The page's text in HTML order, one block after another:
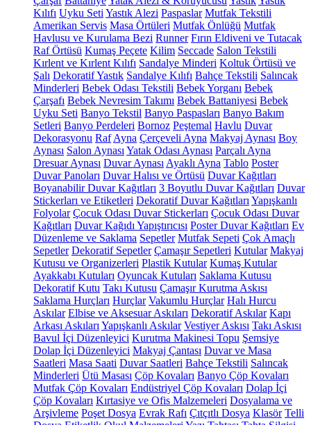
Kılıfı Uyku Seti Yastık Alezi Paspaslar Mutfak Tekstili
Amerikan Servis Masa Örtüleri Mutfak Önlüğü Mutfak
Havlusu ve Kurulama Bezi Runner Fırın Eldiveni ve Tutacak
Raf Örtüsü Kumaş Peçete Kilim Seccade Salon Tekstili
Kırlent ve Kırlent Kılıfı Sandalye Minderi Koltuk Örtüsü ve
Şalı Dekoratif Yastık Sandalye Kılıfı Bahçe Tekstili Salıncak
Minderleri Bebek Odası Tekstili Bebek Yorganı Bebek
Çarşafı Bebek Nevresim Takımı Bebek Battaniyesi Bebek
Uyku Seti Banyo Tekstil Banyo Paspasları Banyo Bakım
Setleri Banyo Perdeleri Bornoz Peştemal Havlu Duvar
Dekorasyonu Raf Ayna Çerçeveli Ayna Makyaj Aynası Boy
Aynası Salon Aynası Yatak Odası Aynası Parçalı Ayna
Dresuar Aynası Duvar Aynası Ayaklı Ayna Tablo Poster
Duvar Panoları Duvar Halısı ve Örtüsü Duvar Kağıtları
Boyanabilir Duvar Kağıtları 3 Boyutlu Duvar Kağıtları Duvar
Stickerları ve Etiketleri Dekoratif Duvar Kağıtları Yapışkanlı
Folyolar Çocuk Odası Duvar Stickerları Çocuk Odası Duvar
Kağıtları Duvar Kağıdı Yapıştırıcısı Poster Duvar Kağıtları Ev
Düzenleme ve Saklama Sepetler Mutfak Sepeti Çok Amaçlı
Sepetler Dekoratif Sepetler Çamaşır Sepetleri Kutular Makyaj
Kutusu ve Organizerleri Plastik Kutular Kumaş Kutular
Ayakkabı Kutuları Oyuncak Kutuları Saklama Kutusu
Dekoratif Kutu Takı Kutusu Çamaşır Kurutma Askısı
Saklama Hurçları Hurçlar Vakumlu Hurçlar Halı Hurcu
Askılar Elbise ve Aksesuar Askıları Dekoratif Askılar Kapı
Arkası Askıları Yapışkanlı Askılar Vestiyer Askısı Takı Askısı
Bavul İçi Düzenleyici Kurutma Makinesi Topu Şemsiye
Dolap İçi Düzenleyici Makyaj Çantası Duvar ve Masa
Saatleri Masa Saati Duvar Saatleri Bahçe Tekstili Salıncak
Minderleri Ütü Masası Çöp Kovaları Banyo Çöp Kovaları
Mutfak Çöp Kovaları Endüstriyel Çöp Kovaları Dolap İçi
Çöp Kovaları Kırtasiye ve Ofis Malzemeleri Dosyalama ve
Arşivleme Poşet Dosya Evrak Rafı Çıtçıtlı Dosya Klasör Telli